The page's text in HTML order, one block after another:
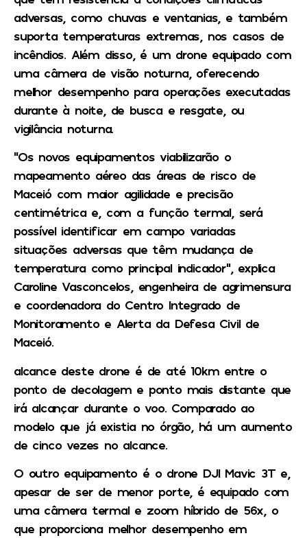
adversas, como chuvas e ventanias, e também
suporta temperaturas extremas, nos casos de
incêndios. Além disso, é um drone equipado com
uma câmera de visão noturna, oferecendo
melhor desempenho para operações executadas
durante à noite, de busca e resgate, ou
vigilância noturna.
“Os novos equipamentos viabilizarão o
mapeamento aéreo das áreas de risco de
Maceió com maior agilidade e precisão
centimétrica e, com a função termal, será
possível identificar em campo variadas
situações adversas que têm mudança de
temperatura como principal indicador”, explica
Caroline Vasconcelos, engenheira de agrimensura
e coordenadora do Centro Integrado de
Monitoramento e Alerta da Defesa Civil de
Maceió.
alcance deste drone é de até 10km entre o
ponto de decolagem e ponto mais distante que
irá alcançar durante o voo. Comparado ao
modelo que já existia no órgão, há um aumento
de cinco vezes no alcance.
O outro equipamento é o drone DJI Mavic 3T e,
apesar de ser de menor porte, é equipado com
uma câmera termal e zoom híbrido de 56x, o
que proporciona melhor desempenho em